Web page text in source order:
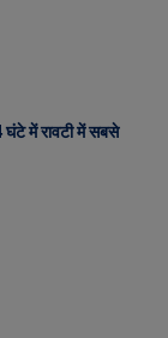
में रावटी में सबसे